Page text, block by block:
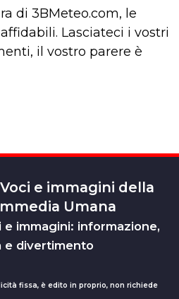
di 3BMeteo.com, le
Lasciateci i vostri
il vostro parere è
e immagini della
Umana
immagini: informazione,
e divertimento
fissa, è edito in proprio, non richiede